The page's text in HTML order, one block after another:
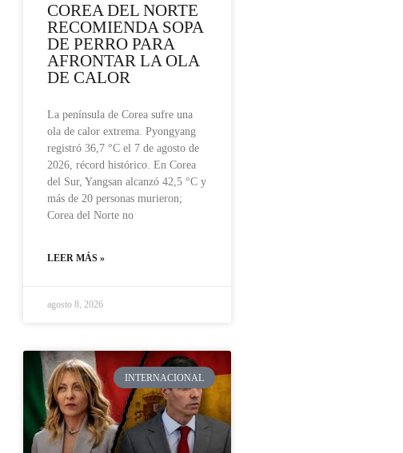
COREA DEL NORTE
RECOMIENDA SOPA
DE PERRO PARA
AFRONTAR LA OLA
DE CALOR
La península de Corea sufre una
ola de calor extrema. Pyongyang
registró 36,7 °C el 7 de agosto de
2026, récord histórico. En Corea
del Sur, Yangsan alcanzó 42,5 °C y
más de 20 personas murieron;
Corea del Norte no
LEER MÁS »
agosto 8, 2026
INTERNACIONAL